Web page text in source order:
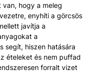
hogy a meleg
enyhíti a görcsös
javítja a
a
segít, hiszen hatására
ételeket és nem puffad
forralt vizet